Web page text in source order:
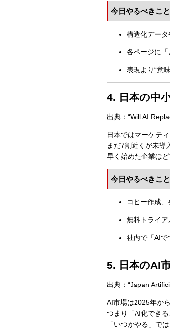
今日やるべきこと
構造化データ
各ページに「
表現より“意
4. 日本の中
出典：“Will AI
日本ではマーケテ
まだ7割近くが未導
早く始めた企業ほど
今日やるべきこと
コピー作成
無料トライ
社内で「AIで
5. 日本のAI
出典：“Japan
AI市場は2025年か
つまり「AI化できる
「いつかやる」で